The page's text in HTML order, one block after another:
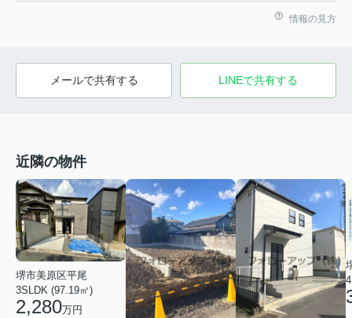
情報の見方
メールで共有する LINEで共有する
近隣の物件
堺市美原区平尾
3SLDK (97.19㎡)
2,280万円